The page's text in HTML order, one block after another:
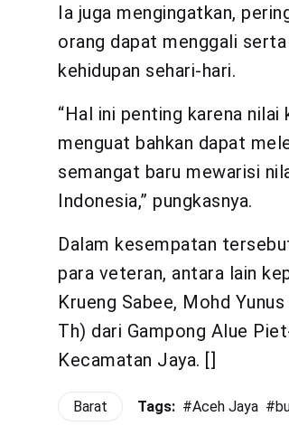
Ia juga mengingatkan,
orang dapat menggali
kehidupan sehari-hari.
“Hal ini penting karena
menguat bahkan dapat
semangat baru mewarisi
Indonesia,” pungkasnya.
Dalam kesempatan
para veteran, antara lain
Krueng Sabee, Mohd
Th) dari Gampong Alue
Kecamatan Jaya. []
Barat Tags: #Aceh Jaya #